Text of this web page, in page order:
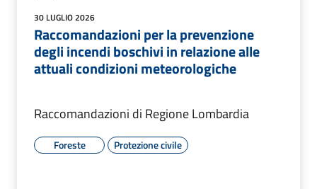
30 LUGLIO 2026
Raccomandazioni per la prevenzione
degli incendi boschivi in relazione alle
attuali condizioni meteorologiche
Raccomandazioni di Regione Lombardia
Foreste Protezione civile